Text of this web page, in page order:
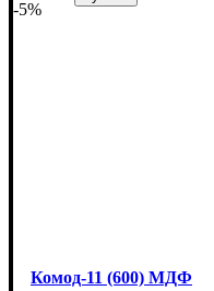
-5%
Комод-11 (600) МДФ